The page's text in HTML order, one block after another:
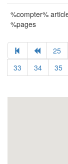
%compter%
%pages
25
33
34 35